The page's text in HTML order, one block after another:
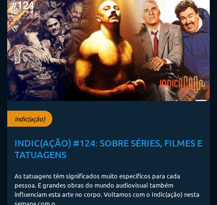
indic(ação)
INDIC(AÇÃO) #124: SOBRE SÉRIES, FILMES E
TATUAGENS
As tatuagens têm significados muito específicos para cada
pessoa. E grandes obras do mundo audiovisual também
influenciam esta arte no corpo. Voltamos com o Indic(ação) nesta
semana com o...